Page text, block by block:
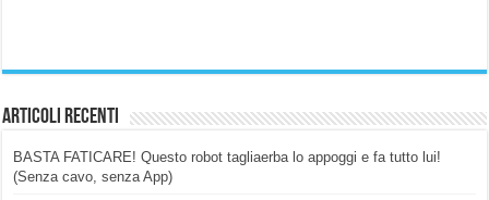
Articoli Recenti
BASTA FATICARE! Questo robot tagliaerba lo appoggi e fa tutto lui!
(Senza cavo, senza App)